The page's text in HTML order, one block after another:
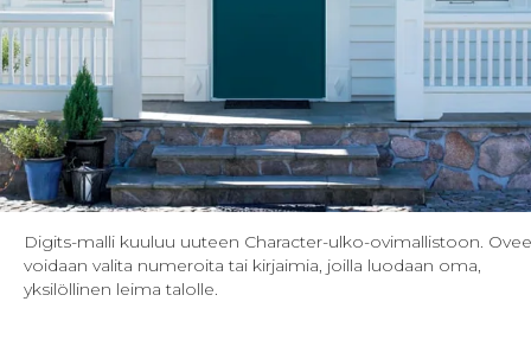
Digits-malli kuuluu uuteen Character-ulko-ovimallistoon.
voidaan valita numeroita tai kirjaimia, joilla luodaan oma,
yksilöllinen leima talolle.